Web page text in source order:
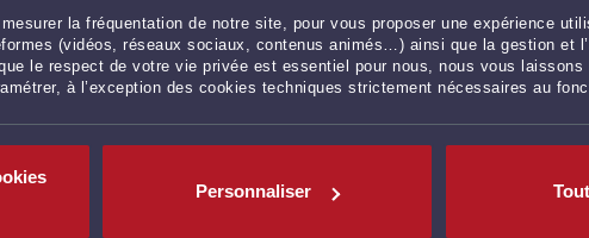
la fréquentation de notre site, pour vous proposer une expérience
(vidéos, réseaux sociaux, contenus animés…) ainsi que la gestion et
le respect de votre vie privée est essentiel pour nous, nous vous laissons
à l’exception des cookies techniques strictement nécessaires au
Personnaliser